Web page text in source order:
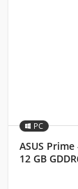
PC
ASUS Prime
12 GB